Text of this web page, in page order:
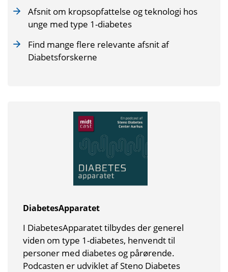
Afsnit om kropsopfattelse og teknologi hos
unge med type 1-diabetes
Find mange flere relevante afsnit af
Diabetsforskerne
DiabetesApparatet
I DiabetesApparatet tilbydes der generel
viden om type 1-diabetes, henvendt til
personer med diabetes og pårørende.
Podcasten er udviklet af Steno Diabetes